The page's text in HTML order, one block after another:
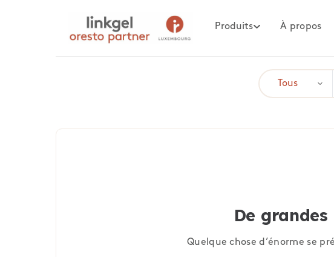
Produits À propos
De
Quelque chose d’énorme se